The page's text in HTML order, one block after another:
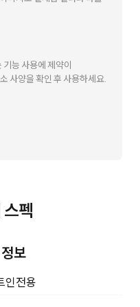
능 사용에 제약이
사양을 확인 후 사용하세요.
펙
보
인전용